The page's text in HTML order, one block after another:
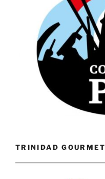
TRINIDAD GOURMET